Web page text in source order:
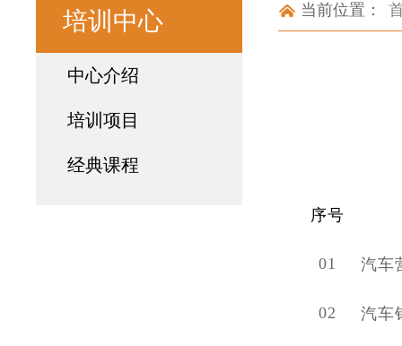
培训中心
中心介绍
培训项目
经典课程
当前位置：
序号
01 汽车
02 汽车